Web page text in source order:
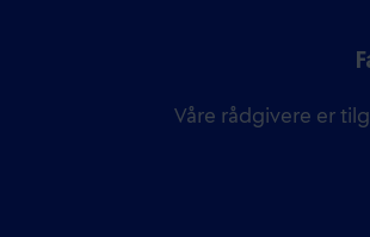
Våre rådgivere er